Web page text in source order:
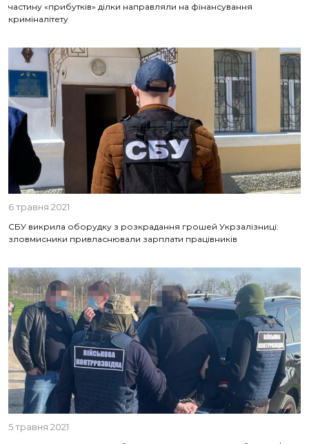
частину «прибутків» ділки направляли на фінансування
криміналітету
6 травня 2021
СБУ викрила оборудку з розкрадання грошей Укрзалізниці:
зловмисники привласнювали зарплати працівників
5 травня 2021